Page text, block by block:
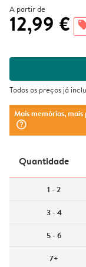
A partir de
12,99 €
Todos os preços já
Mais memórias, mais
question_mark_circle
Quantidade
1 - 2
3 - 4
5 - 6
7+